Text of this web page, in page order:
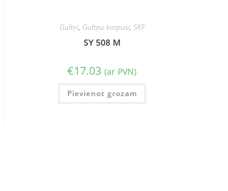
Gultņi, Gultņu korpusi, SKF
SY 508 M
€17.03 (ar PVN)
Pievienot grozam